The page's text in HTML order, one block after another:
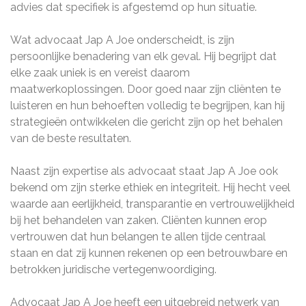
advies dat specifiek is afgestemd op hun situatie.
Wat advocaat Jap A Joe onderscheidt, is zijn
persoonlijke benadering van elk geval. Hij begrijpt dat
elke zaak uniek is en vereist daarom
maatwerkoplossingen. Door goed naar zijn cliënten te
luisteren en hun behoeften volledig te begrijpen, kan hij
strategieën ontwikkelen die gericht zijn op het behalen
van de beste resultaten.
Naast zijn expertise als advocaat staat Jap A Joe ook
bekend om zijn sterke ethiek en integriteit. Hij hecht veel
waarde aan eerlijkheid, transparantie en vertrouwelijkheid
bij het behandelen van zaken. Cliënten kunnen erop
vertrouwen dat hun belangen te allen tijde centraal
staan ​​en dat zij kunnen rekenen op een betrouwbare en
betrokken juridische vertegenwoordiging.
Advocaat Jap A Joe heeft een uitgebreid netwerk van